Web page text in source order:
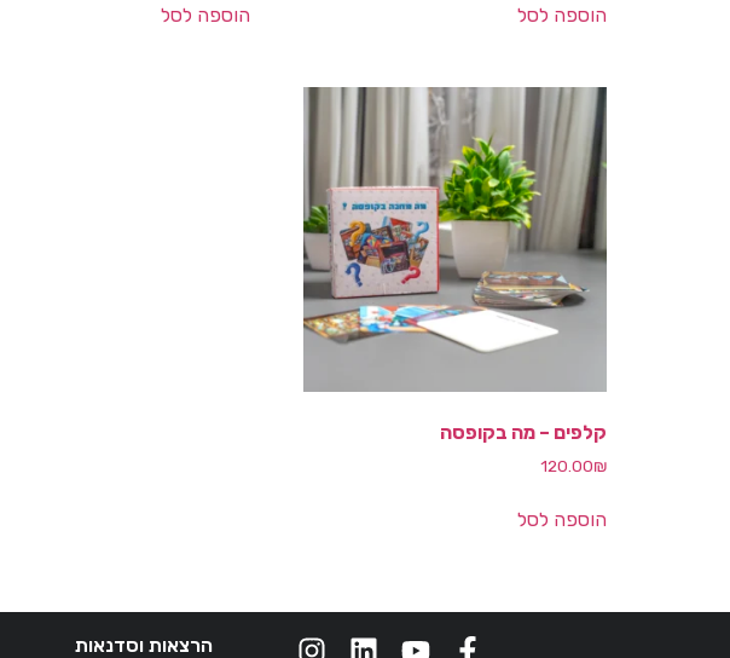
הוספה לסל הוספה לסל
קלפים – מה בקופסה
120.00₪
הוספה לסל
הרצאות וסדנאות